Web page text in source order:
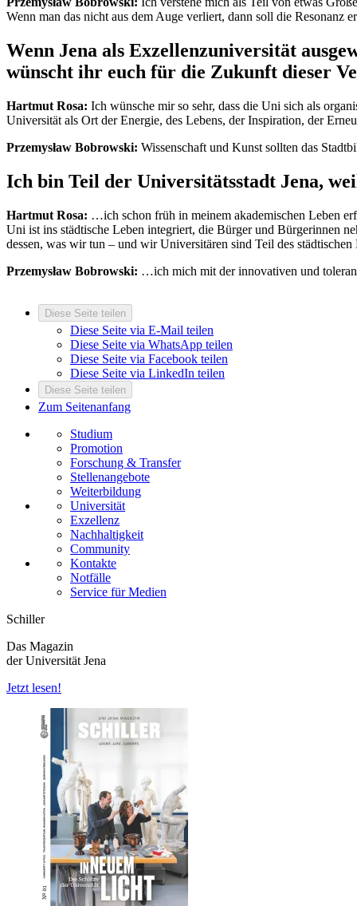
Wenn man das nicht aus dem Auge verliert, dann soll die Resonanz
Wenn Jena als Exzellenzuniversität
wünscht ihr euch für die Zukunft dieser
Hartmut Rosa: Ich wünsche mir so sehr, dass die Uni sich als
Universität als Ort der Energie, des Lebens, der Inspiration, der
Przemysław Bobrowski: Wissenschaft und Kunst sollten das
Ich bin Teil der Universitätsstadt Jena,
Hartmut Rosa: …ich schon früh in meinem akademischen Leben
Uni ist ins städtische Leben integriert, die Bürger und Bürgerinnen
dessen, was wir tun – und wir Universitären sind Teil des städtischen
Przemysław Bobrowski: …ich mich mit der innovativen und
Diese Seite teilen
Diese Seite via E-Mail teilen
Diese Seite via WhatsApp teilen
Diese Seite via Facebook teilen
Diese Seite via LinkedIn teilen
Diese Seite teilen
Zum Seitenanfang
Studium
Promotion
Forschung & Transfer
Stellenangebote
Weiterbildung
Universität
Exzellenz
Nachhaltigkeit
Community
Kontakte
Notfälle
Service für Medien
Schiller
Das Magazin
der Universität Jena
Jetzt lesen!